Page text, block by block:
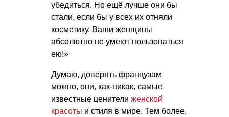
убедиться. Но ещё лучше они бы
стали, если бы у всех их отняли
косметику. Ваши женщины
абсолютно не умеют пользоваться
ею!»
Думаю, доверять французам
можно, они, как-никак, самые
известные ценители женской
красоты и стиля в мире. Тем более,